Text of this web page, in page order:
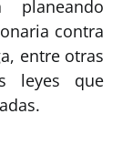
contra
entre otras
leyes que